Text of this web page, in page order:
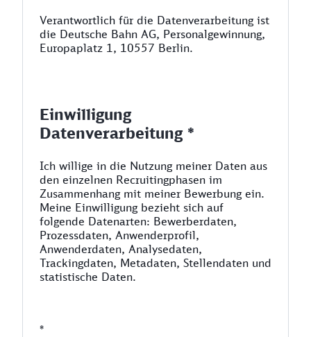
Verantwortlich für die Datenverarbeitung ist
die Deutsche Bahn AG, Personalgewinnung,
Europaplatz 1, 10557 Berlin.
Einwilligung
Datenverarbeitung *
Ich willige in die Nutzung meiner Daten aus
den einzelnen Recruitingphasen im
Zusammenhang mit meiner Bewerbung ein.
Meine Einwilligung bezieht sich auf
folgende Datenarten: Bewerberdaten,
Prozessdaten, Anwenderprofil,
Anwenderdaten, Analysedaten,
Trackingdaten, Metadaten, Stellendaten und
statistische Daten.
*